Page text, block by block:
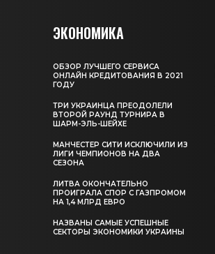
ЭКОНОМИКА
ОБЗОР ЛУЧШЕГО СЕРВИСА
ОНЛАЙН КРЕДИТОВАНИЯ В 2021
ГОДУ
ТРИ УКРАИНЦА ПРЕОДОЛЕЛИ
ВТОРОЙ РАУНД ТУРНИРА В
ШАРМ-ЭЛЬ-ШЕЙХЕ
МАНЧЕСТЕР СИТИ ИСКЛЮЧИЛИ ИЗ
ЛИГИ ЧЕМПИОНОВ НА ДВА
СЕЗОНА
ЛИТВА ОКОНЧАТЕЛЬНО
ПРОИГРАЛА СПОР С ГАЗПРОМОМ
НА 1,4 МЛРД ЕВРО
НАЗВАНЫ САМЫЕ УСПЕШНЫЕ
СЕКТОРЫ ЭКОНОМИКИ УКРАИНЫ